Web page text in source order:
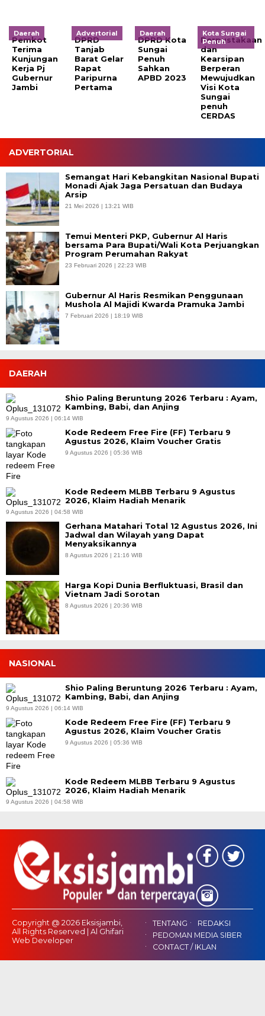
Daerah
Pemkot
Terima
Kunjungan
Kerja Pj
Gubernur
Jambi
Advertorial
DPRD
Tanjab
Barat Gelar
Rapat
Paripurna
Pertama
Daerah
DPRD Kota
Sungai
Penuh
Sahkan
APBD 2023
Kota Sungai
Penuh
Perpustakaan
dan
Kearsipan
Berperan
Mewujudkan
Visi Kota
Sungai
penuh
CERDAS
ADVERTORIAL
Semangat Hari Kebangkitan Nasional Bupati
Monadi Ajak Jaga Persatuan dan Budaya
Arsip
21 Mei 2026 | 13:21 WIB
Temui Menteri PKP, Gubernur Al Haris
bersama Para Bupati/Wali Kota Perjuangkan
Program Perumahan Rakyat
23 Februari 2026 | 22:23 WIB
Gubernur Al Haris Resmikan Penggunaan
Mushola Al Majidi Kwarda Pramuka Jambi
7 Februari 2026 | 18:19 WIB
DAERAH
Shio Paling Beruntung 2026 Terbaru : Ayam,
Kambing, Babi, dan Anjing
9 Agustus 2026 | 06:14 WIB
Kode Redeem Free Fire (FF) Terbaru 9
Agustus 2026, Klaim Voucher Gratis
9 Agustus 2026 | 05:36 WIB
Kode Redeem MLBB Terbaru 9 Agustus
2026, Klaim Hadiah Menarik
9 Agustus 2026 | 04:58 WIB
Gerhana Matahari Total 12 Agustus 2026, Ini
Jadwal dan Wilayah yang Dapat
Menyaksikannya
8 Agustus 2026 | 21:16 WIB
Harga Kopi Dunia Berfluktuasi, Brasil dan
Vietnam Jadi Sorotan
8 Agustus 2026 | 20:36 WIB
NASIONAL
Shio Paling Beruntung 2026 Terbaru : Ayam,
Kambing, Babi, dan Anjing
9 Agustus 2026 | 06:14 WIB
Kode Redeem Free Fire (FF) Terbaru 9
Agustus 2026, Klaim Voucher Gratis
9 Agustus 2026 | 05:36 WIB
Kode Redeem MLBB Terbaru 9 Agustus
2026, Klaim Hadiah Menarik
9 Agustus 2026 | 04:58 WIB
Copyright @ 2026 Eksisjambi,
All Rights Reserved | Al Ghifari
Web Developer
TENTANG
REDAKSI
PEDOMAN MEDIA SIBER
CONTACT / IKLAN